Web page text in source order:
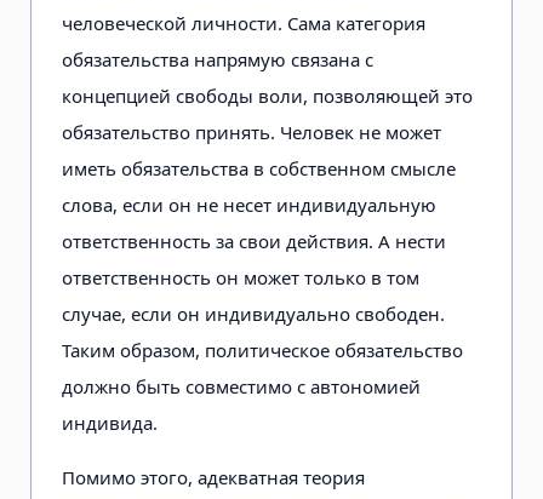
человеческой личности. Сама категория
обязательства напрямую связана с
концепцией свободы воли, позволяющей это
обязательство принять. Человек не может
иметь обязательства в собственном смысле
слова, если он не несет индивидуальную
ответственность за свои действия. А нести
ответственность он может только в том
случае, если он индивидуально свободен.
Таким образом, политическое обязательство
должно быть совместимо с автономией
индивида.
Помимо этого, адекватная теория